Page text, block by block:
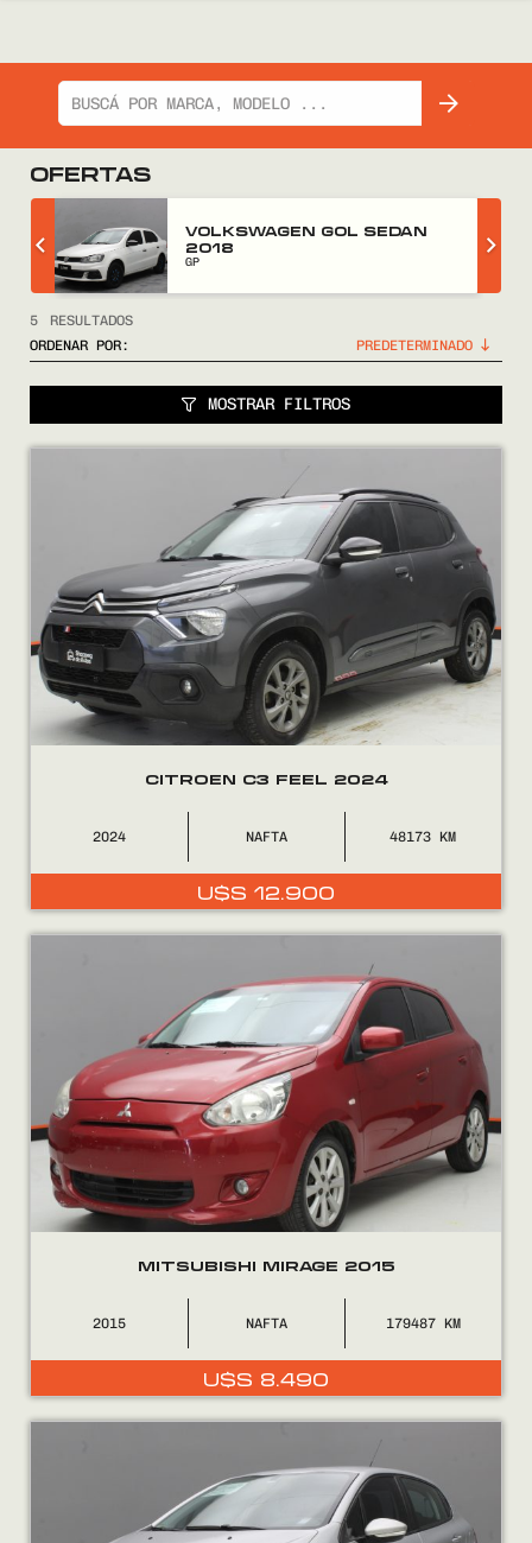
COMPRÁ
VENDÉ
NOSOTROS
CONTACTO
08002525
OFERTAS
VOLKSWAGEN GOL SEDAN
2018
GP
5
RESULTADOS
ORDENAR POR:
MOSTRAR FILTROS
CITROEN C3 FEEL 2024
2024 NAFTA 48173
U$S 12.900
MITSUBISHI MIRAGE 2015
2015 NAFTA 179487
U$S 8.490